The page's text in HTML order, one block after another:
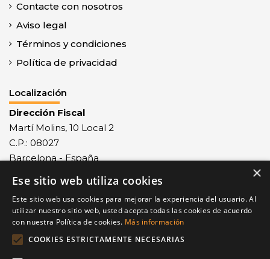
Contacte con nosotros
Aviso legal
Términos y condiciones
Política de privacidad
Localización
Dirección Fiscal
Martí Molins, 10 Local 2
C.P.: 08027
Barcelona - España
Recepción mercancías
Monlau, 29 - C.P.: 08027
Barcelona - España
Contacto
×
Ese sitio web utiliza cookies
Este sitio web usa cookies para mejorar la experiencia del usuario. Al
utilizar nuestro sitio web, usted acepta todas las cookies de acuerdo
con nuestra Política de cookies. Más información
COOKIES ESTRICTAMENTE NECESARIAS